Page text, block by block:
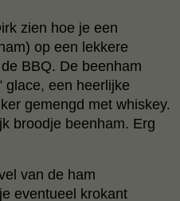
zien hoe je een
op een lekkere
BBQ. De beenham
glace, een heerlijke
gemengd met whiskey.
broodje beenham. Erg
van de ham
eventueel krokant